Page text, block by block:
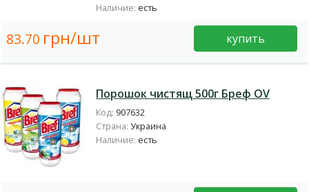
Наличие: есть
83.70 грн/шт купить
Порошок чистящ 500г Бреф OV
Код: 907632
Страна: Украина
Наличие: есть